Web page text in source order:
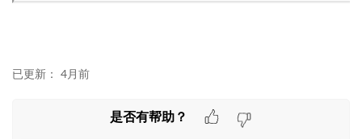
已更新： 4月前
是否有帮助？